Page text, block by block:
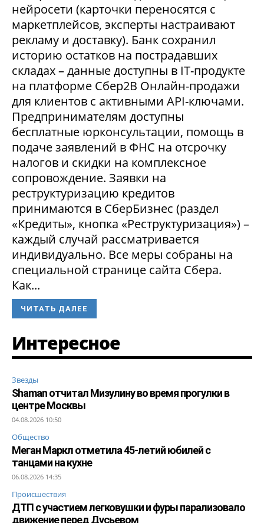
нейросети (карточки переносятся с
маркетплейсов, эксперты настраивают
рекламу и доставку). Банк сохранил
историю остатков на пострадавших
складах – данные доступны в IT-продукте
на платформе Сбер2В Онлайн-продажи
для клиентов с активными API-ключами.
Предпринимателям доступны
бесплатные юрконсультации, помощь в
подаче заявлений в ФНС на отсрочку
налогов и скидки на комплексное
сопровождение. Заявки на
реструктуризацию кредитов
принимаются в СберБизнес (раздел
«Кредиты», кнопка «Реструктуризация») –
каждый случай рассматривается
индивидуально. Все меры собраны на
специальной странице сайта Сбера.
Как...
ЧИТАТЬ ДАЛЕЕ
Интересное
Звезды
Shaman отчитал Мизулину во время прогулки в
центре Москвы
04.08.2026 10:50
Общество
Меган Маркл отметила 45-летий юбилей с
танцами на кухне
06.08.2026 14:35
Происшествия
ДТП с участием легковушки и фуры парализовало
движение перед Дусьевом